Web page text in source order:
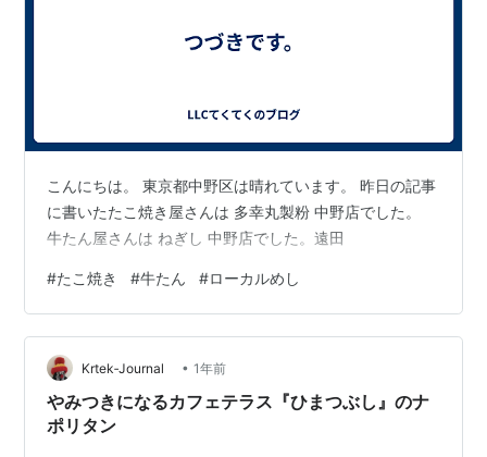
こんにちは。 東京都中野区は晴れています。 昨日の記事
に書いたたこ焼き屋さんは 多幸丸製粉 中野店でした。
牛たん屋さんは ねぎし 中野店でした。遠田
#たこ焼き #牛たん #ローカルめし
Krtek‐Journal • 1年前
やみつきになるカフェテラス『ひまつぶし』のナ
ポリタン